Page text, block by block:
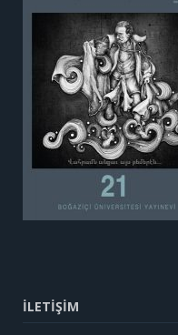
İLETİŞİM